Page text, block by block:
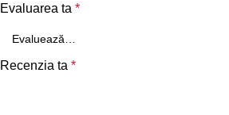
Evaluarea ta *
Recenzia ta *